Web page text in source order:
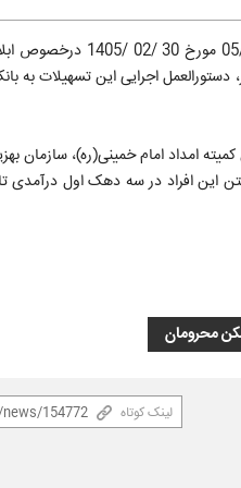
به گزارش پایگاه اطلاع‌رسانی دولت طبق اعلام روابط عمومی بانک
موضوع ردیف (2 -1 -5) جدول الزامات مصارف قانون بودجه سال 1405 کل کشور، دستورالعمل
افراد فاقد مسکن تحت پوشش کمیته امداد امام خمینی(ره)،
این افراد در سه دهک اول
محرومان
لینک کوتاه